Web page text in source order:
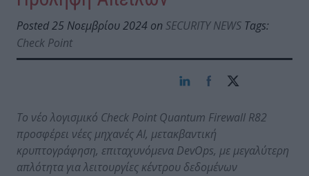
Posted 25 Νοεμβρίου 2024 on SECURITY NEWS Tags:
Check Point
Το νέο λογισμικό Check PointQuantum Firewall R82
προσφέρει νέες μηχανές AI, μετακβαντική
κρυπτογράφηση, επιταχυνόμενα DevOps, με μεγαλύτερη
απλότητα για λειτουργίες κέντρου δεδομένων